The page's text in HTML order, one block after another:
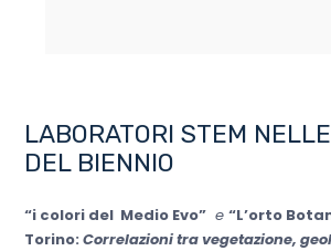
LABORATORI STEM
DEL BIENNIO
“i colori del Medio Evo”e “L’orto
Torino: Correlazioni tra vegetazione,